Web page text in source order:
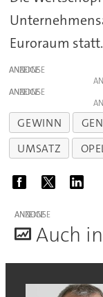
Euroraum statt.
ANZEIGE
ANZEIGE
GEWINN
UMSATZ
ANZEIGE
Auch